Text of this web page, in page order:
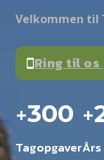
Velkommen til
Ring til os
+300
Tagopgaver
+